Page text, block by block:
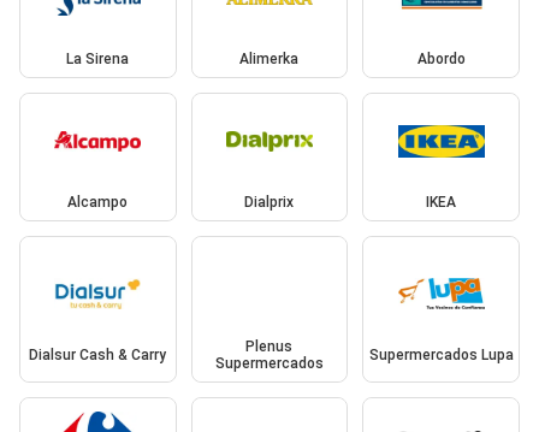
La Sirena Alimerka Abordo
Alcampo Dialprix IKEA
Dialsur Cash & Carry
Plenus
Supermercados
Supermercados Lupa